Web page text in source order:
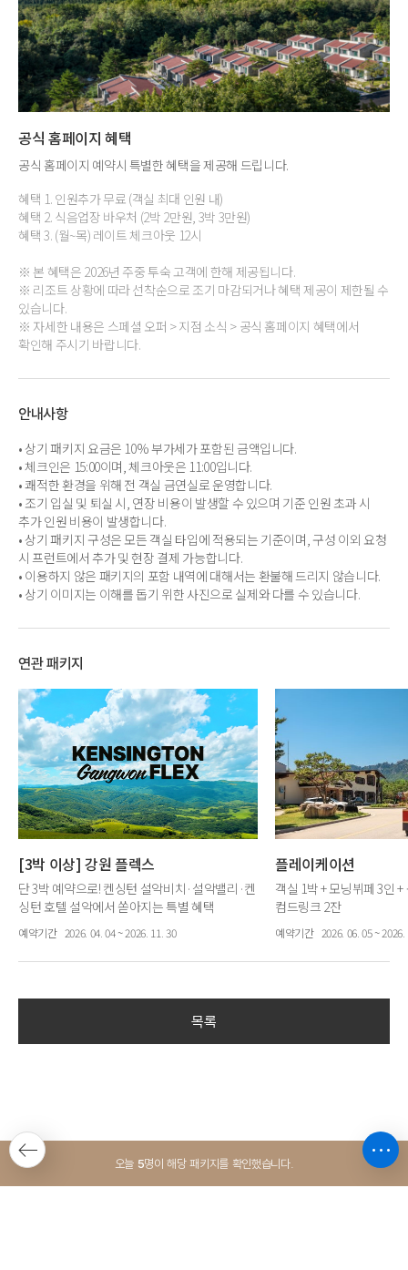
공식 홈페이지 혜택
공식 홈페이지 예약시 특별한 혜택을 제공해 드립니다.
혜택 1. 인원추가 무료 (객실 최대 인원 내)
혜택 2. 식음업장 바우처 (2박 2만원, 3박 3만원)
혜택 3. (월~목) 레이트 체크아웃 12시
※ 본 혜택은 2026년 주중 투숙 고객에 한해 제공됩니다.
※ 리조트 상황에 따라 선착순으로 조기 마감되거나 혜택 제공이 제한될 수
있습니다.
※ 자세한 내용은 스페셜 오퍼 > 지점 소식 > 공식 홈페이지 혜택에서
확인해 주시기 바랍니다.
안내사항
• 상기 패키지 요금은 10% 부가세가 포함된 금액입니다.
• 체크인은 15:00이며, 체크아웃은 11:00입니다.
• 쾌적한 환경을 위해 전 객실 금연실로 운영합니다.
• 조기 입실 및 퇴실 시, 연장 비용이 발생할 수 있으며 기준 인원 초과 시
추가 인원 비용이 발생합니다.
• 상기 패키지 구성은 모든 객실 타입에 적용되는 기준이며, 구성 이외 요청
시 프런트에서 추가 및 현장 결제 가능합니다.
• 이용하지 않은 패키지의 포함 내역에 대해서는 환불해 드리지 않습니다.
• 상기 이미지는 이해를 돕기 위한 사진으로 실제와 다를 수 있습니다.
연관 패키지
[3박 이상] 강원 플렉스
단 3박 예약으로! 켄싱턴 설악비치·설악밸리·켄
싱턴 호텔 설악에서 쏟아지는 특별 혜택
[3박 이상] 객실 20% 할인(1박당 159,967원) + 6
가지 혜택 1회 제공
예약기간 2026. 04. 04 ~ 2026. 11. 30
플레이케이션
객실 1박 + 모닝뷔페 3인
컴드링크 2잔
예약기간 2026. 06. 05 ~ 2026.
목록